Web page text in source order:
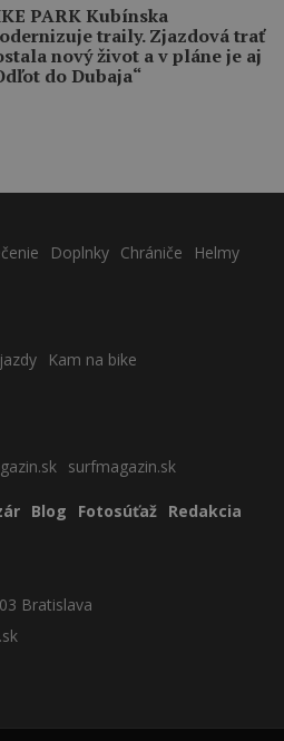
PARK Kubínska
traily. Zjazdová trať
nový život a v pláne je aj
do Dubaja“
Doplnky Chrániče
Helmy
Kam na bike
surfmagazin.sk
Blog Fotosúťaž Redakcia
Bratislava